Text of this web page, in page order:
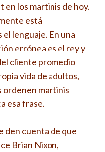
en los martinis de hoy.
está
el lenguaje. En una
errónea es el rey y
cliente promedio
vida de adultos,
ordenen martinis
esa frase.
den cuenta de que
Brian Nixon,